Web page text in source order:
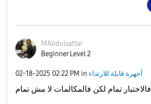
MAbdulsattar
Beginner Level 2
‎02-18-2025 02:22 PM in أجهزة قابلة للارتداء
فالاختبار تمام لكن فالمكالمات لا مش تمام